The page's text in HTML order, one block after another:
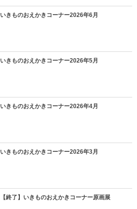
いきものおえかきコーナー2026年6月
いきものおえかきコーナー2026年5月
いきものおえかきコーナー2026年4月
いきものおえかきコーナー2026年3月
【終了】いきものおえかきコーナー原画展